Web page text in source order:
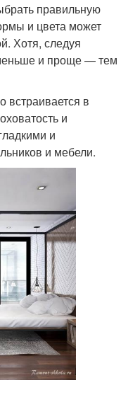
правильную
и цвета может
Хотя, следуя
и проще — тем
встраивается в
и
и
и мебели.